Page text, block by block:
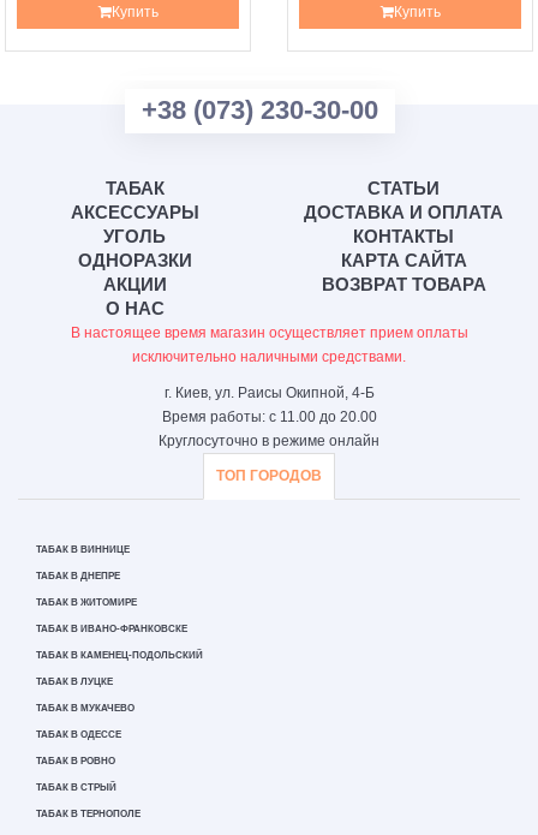
Купить Купить
+38 (073) 230-30-00
ТАБАК
АКСЕССУАРЫ
УГОЛЬ
ОДНОРАЗКИ
АКЦИИ
О НАС
СТАТЬИ
ДОСТАВКА И ОПЛАТА
КОНТАКТЫ
КАРТА САЙТА
ВОЗВРАТ ТОВАРА
В настоящее время магазин осуществляет прием оплаты
исключительно наличными средствами.
г. Киев, ул. Раисы Окипной, 4-Б
Время работы: с 11.00 до 20.00
Круглосуточно в режиме онлайн
ТОП ГОРОДОВ
ТАБАК В ВИННИЦЕ
ТАБАК В ДНЕПРЕ
ТАБАК В ЖИТОМИРЕ
ТАБАК В ИВАНО-ФРАНКОВСКЕ
ТАБАК В КАМЕНЕЦ-ПОДОЛЬСКИЙ
ТАБАК В ЛУЦКЕ
ТАБАК В МУКАЧЕВО
ТАБАК В ОДЕССЕ
ТАБАК В РОВНО
ТАБАК В СТРЫЙ
ТАБАК В ТЕРНОПОЛЕ